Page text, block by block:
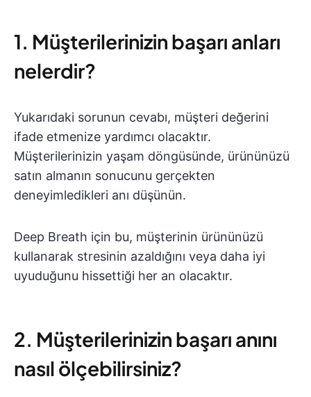
1. Müşterilerinizin başarı anları
nelerdir?
Yukarıdaki sorunun cevabı, müşteri değerini
ifade etmenize yardımcı olacaktır.
Müşterilerinizin yaşam döngüsünde, ürününüzü
satın almanın sonucunu gerçekten
deneyimledikleri anı düşünün.
Deep Breath için bu, müşterinin ürününüzü
kullanarak stresinin azaldığını veya daha iyi
uyuduğunu hissettiği her an olacaktır.
2. Müşterilerinizin başarı anını
nasıl ölçebilirsiniz?